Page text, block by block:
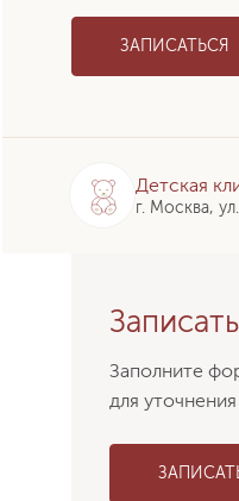
ЗАПИСАТЬСЯ
Детская
г. Москва,
Заполните
для